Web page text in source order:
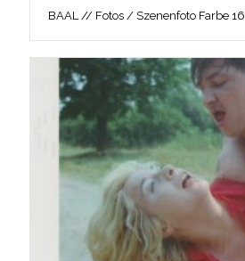
BAAL // Fotos / Szenenfoto Farbe 16